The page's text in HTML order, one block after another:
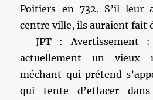
Poitiers en 732. S’il leur
centre ville, ils auraient fait
– JPT : Avertissement
actuellement un vieux
méchant qui prétend
qui tente d’effacer